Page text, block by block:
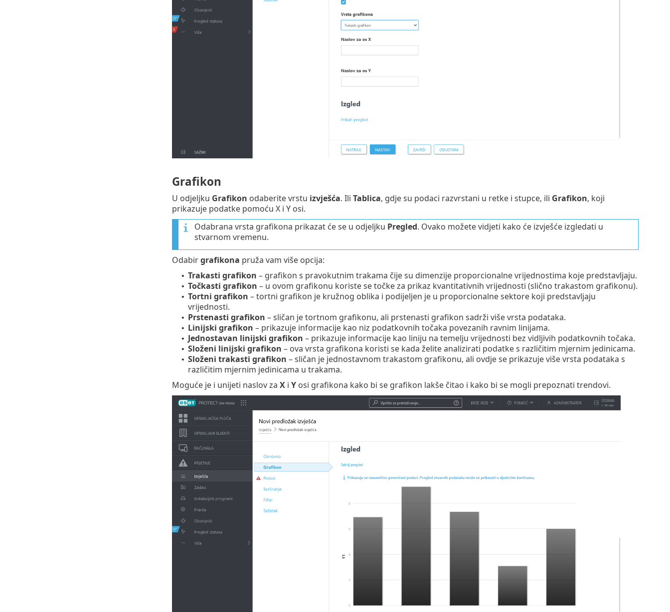
Grafikon
U odjeljku Grafikon odaberite vrstu izvješća. Ili Tablica, gdje su podaci razvrstani u retke i stupce, ili Grafikon, koji
prikazuje podatke pomoću X i Y osi.
Odabrana vrsta grafikona prikazat će se u odjeljku Pregled. Ovako možete vidjeti kako će izvješće izgledati u
stvarnom vremenu.
Odabirgrafikona pruža vam više opcija:
• Trakasti grafikon – grafikon s pravokutnim trakama čije su dimenzije proporcionalne vrijednostima koje predstavljaju.
• Točkasti grafikon – u ovom grafikonu koriste se točke za prikaz kvantitativnih vrijednosti (slično trakastom grafikonu).
• Tortni grafikon – tortni grafikon je kružnog oblika i podijeljen je u proporcionalne sektore koji predstavljaju
vrijednosti.
• Prstenasti grafikon – sličan je tortnom grafikonu, ali prstenasti grafikon sadrži više vrsta podataka.
• Linijski grafikon – prikazuje informacije kao niz podatkovnih točaka povezanih ravnim linijama.
• Jednostavan linijski grafikon – prikazuje informacije kao liniju na temelju vrijednosti bez vidljivih podatkovnih točaka.
• Složeni linijski grafikon – ova vrsta grafikona koristi se kada želite analizirati podatke s različitim mjernim jedinicama.
• Složeni trakasti grafikon – sličan je jednostavnom trakastom grafikonu, ali ovdje se prikazuje više vrsta podataka s
različitim mjernim jedinicama u trakama.
Moguće je i unijeti naslov za Xi Yosi grafikona kako bi se grafikon lakše čitao i kako bi se mogli prepoznati trendovi.